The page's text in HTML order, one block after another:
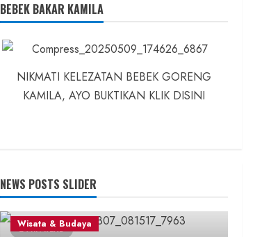
BEBEK BAKAR KAMILA
NIKMATI KELEZATAN BEBEK GORENG
KAMILA, AYO BUKTIKAN KLIK DISINI
NEWS POSTS SLIDER
2 MIN READ
Wisata & Budaya